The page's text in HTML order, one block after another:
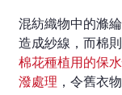
混紡織物中的滌
造成紗線，而棉
棉花種植用的保
潑處理 ，令舊衣